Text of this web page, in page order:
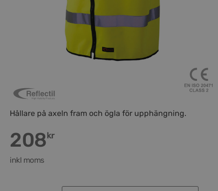
Hållare på axeln fram och ögla för upphängning.
208kr
inkl moms